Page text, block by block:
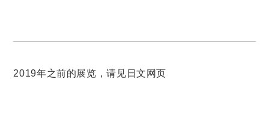
2019年之前的展览，请见日文网页